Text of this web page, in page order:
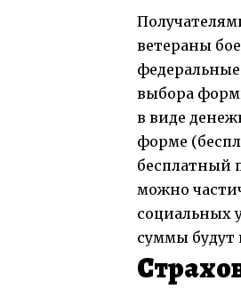
ветераны
выбора
в виде
форме
бесплатный
можно
социальных
суммы будут